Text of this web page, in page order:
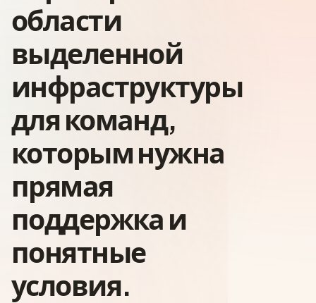
области
выделенной
инфраструктуры
для команд,
которым нужна
прямая
поддержка и
понятные
условия.